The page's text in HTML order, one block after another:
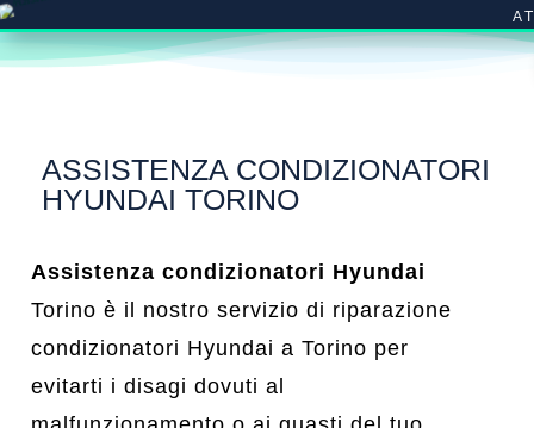
ASSISTENZA CONDIZIONATORI
HYUNDAI TORINO
Assistenza condizionatori Hyundai
Torino è il nostro servizio di riparazione
condizionatori Hyundai a Torino per
evitarti i disagi dovuti al